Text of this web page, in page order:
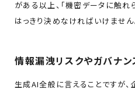
がある以上、「機密データに触
はっきり決めなければいけません
情報漏洩リスクやガバナン
生成AI全般に言えることですが